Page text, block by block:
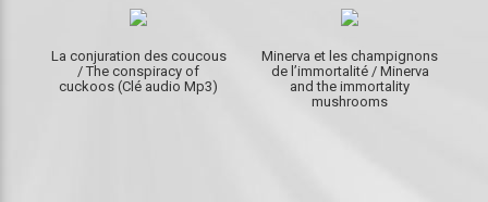
La conjuration des coucous
/ The conspiracy of
cuckoos (Clé audio Mp3)
Minerva et les champignons
de l’immortalité / Minerva
and the immortality
mushrooms